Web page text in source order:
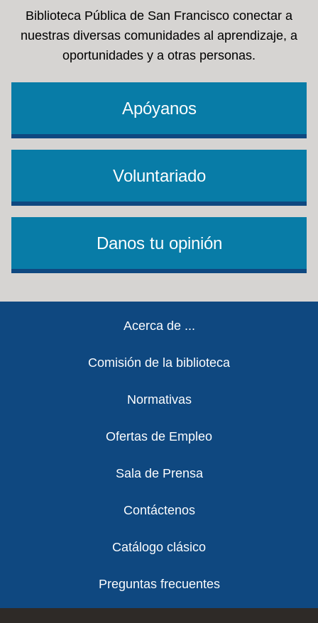
Biblioteca Pública de San Francisco conectar a
nuestras diversas comunidades al aprendizaje, a
oportunidades y a otras personas.
Apóyanos
Voluntariado
Danos tu opinión
Acerca de ...
Comisión de la biblioteca
Normativas
Ofertas de Empleo
Sala de Prensa
Contáctenos
Catálogo clásico
Preguntas frecuentes